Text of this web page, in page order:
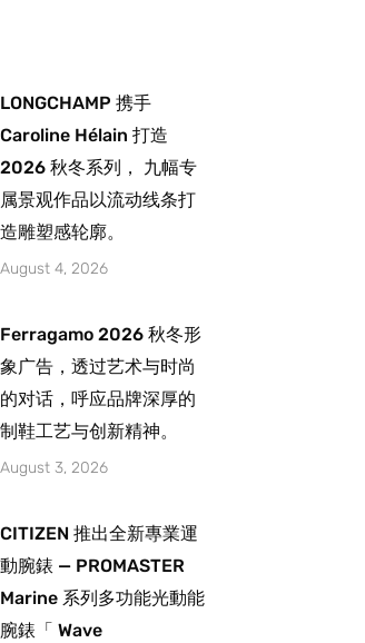
LONGCHAMP 携手
Caroline Hélain 打造
2026 秋冬系列， 九幅专
属景观作品以流动线条打
造雕塑感轮廓。
August 4, 2026
Ferragamo 2026 秋冬形
象广告，透过艺术与时尚
的对话，呼应品牌深厚的
制鞋工艺与创新精神。
August 3, 2026
CITIZEN 推出全新專業運
動腕錶 — PROMASTER
Marine 系列多功能光動能
腕錶「 Wave